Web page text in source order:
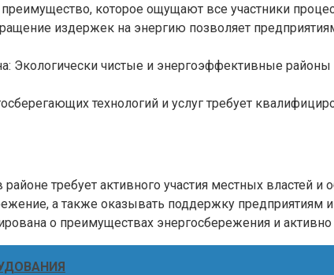
которое ощущают все участники
издержек на энергию позволяет
Экологически чистые и энергоэффективные
технологий и услуг требует
требует активного участия местных властей
а также оказывать поддержку
о преимуществах энергосбережения и активно